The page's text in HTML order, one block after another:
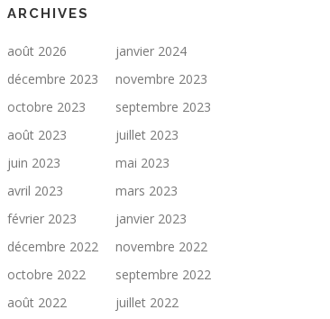
ARCHIVES
août 2026
janvier 2024
décembre 2023
novembre 2023
octobre 2023
septembre 2023
août 2023
juillet 2023
juin 2023
mai 2023
avril 2023
mars 2023
février 2023
janvier 2023
décembre 2022
novembre 2022
octobre 2022
septembre 2022
août 2022
juillet 2022